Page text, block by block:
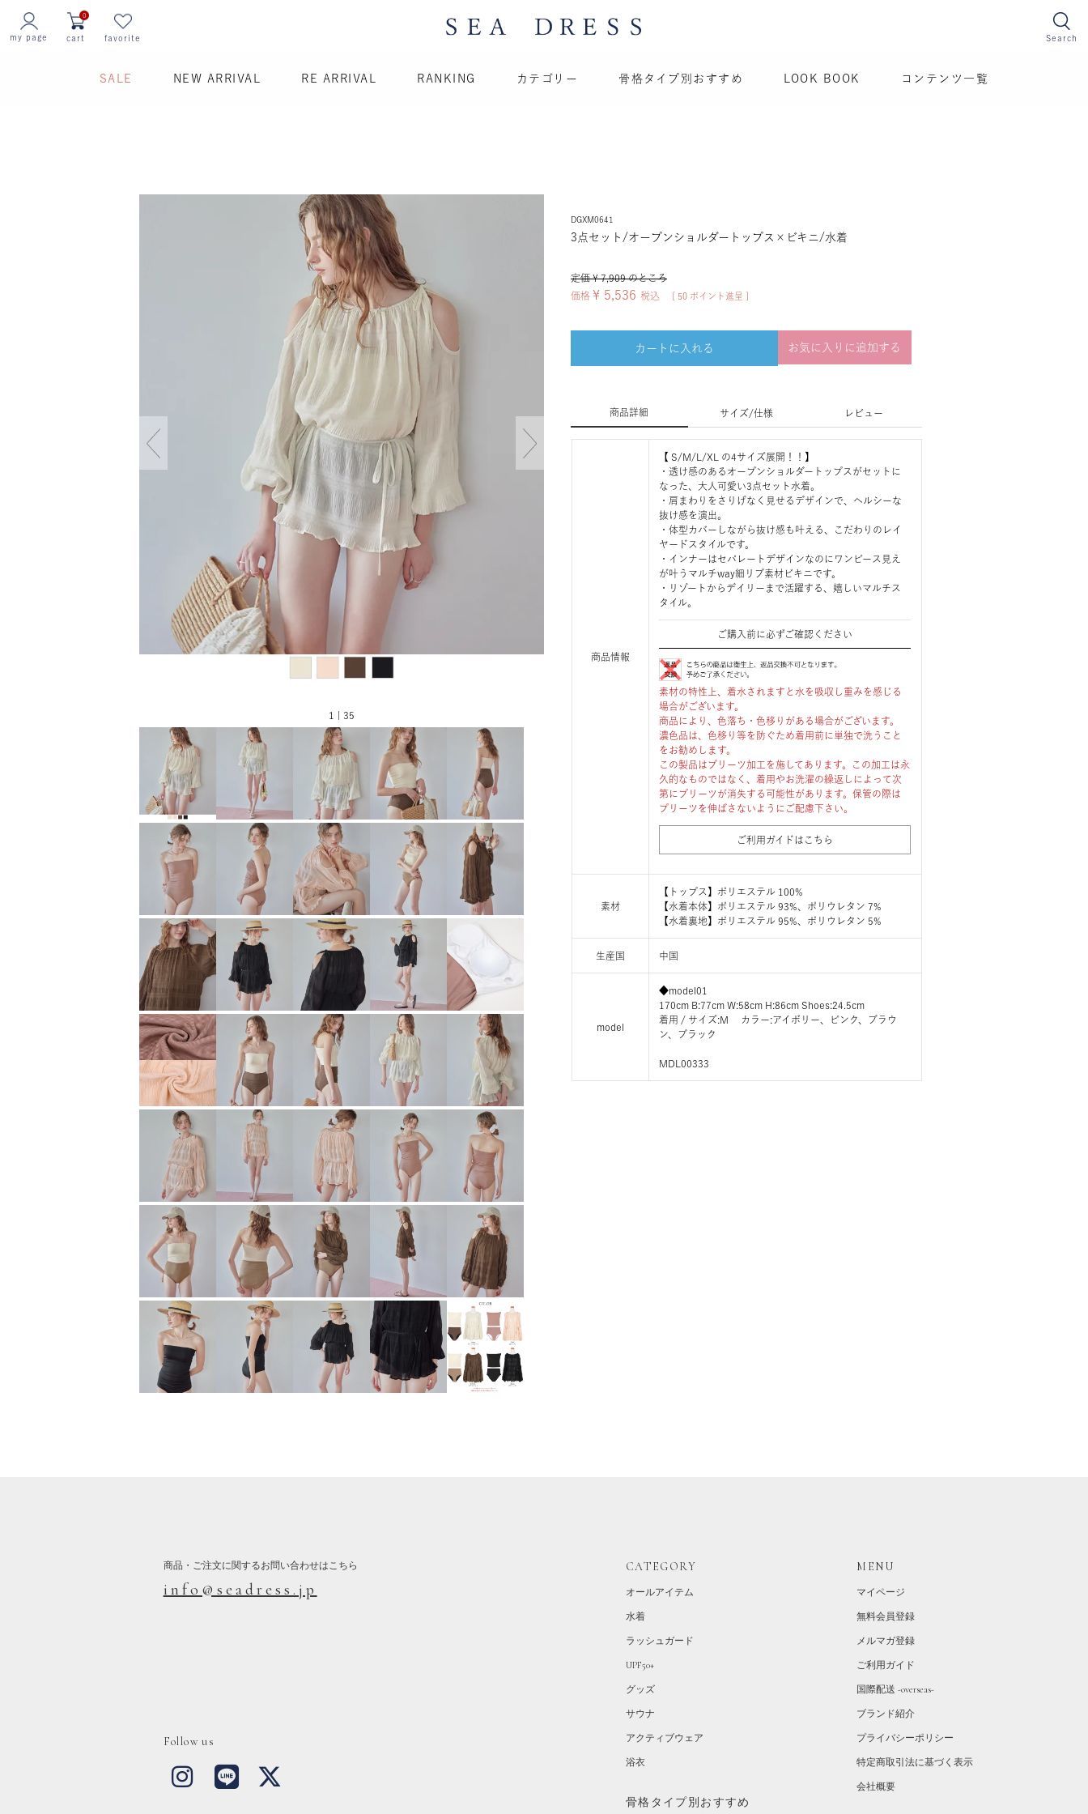
Search
my page cart
0
favorite
SALE NEW ARRIVAL RE ARRIVAL RANKING カテゴリー 骨格タイプ別おすすめ LOOK BOOK コンテンツ一覧
1 | 35
DGXM0641
3点セット/オープンショルダートップス×ビキニ/水着
定価 ¥ 7,909 のところ
価格 ¥ 5,536 税込 50 ポイント進呈 ]
カートに入れる お気に入りに追加する
商品詳細 サイズ/仕様 レビュー
商品情報
【 S/M/L/XL の4サイズ展開！！】
・透け感のあるオープンショルダートップスがセットに
なった、大人可愛い3点セット水着。
・肩まわりをさりげなく見せるデザインで、ヘルシーな
抜け感を演出。
・体型カバーしながら抜け感も叶える、こだわりのレイ
ヤードスタイルです。
・インナーはセパレートデザインなのにワンピース見え
が叶うマルチway細リブ素材ビキニです。
・リゾートからデイリーまで活躍する、嬉しいマルチス
タイル。
ご購入前に必ずご確認ください
素材の特性上、着水されますと水を吸収し重みを感じる
場合がございます。
商品により、色落ち・色移りがある場合がございます。
濃色品は、色移り等を防ぐため着用前に単独で洗うこと
をお勧めします。
この製品はプリーツ加工を施してあります。この加工は永
久的なものではなく、着用やお洗濯の繰返しによって次
第にプリーツが消失する可能性があります。保管の際は
プリーツを伸ばさないようにご配慮下さい。
ご利用ガイドはこちら
素材
【トップス】ポリエステル 100%
【水着本体】ポリエステル 93%、ポリウレタン 7%
【水着裏地】ポリエステル 95%、ポリウレタン 5%
生産国 中国
model
◆model01
170cm B:77cm W:58cm H:86cm Shoes:24.5cm
着用 / サイズ:M カラー:アイボリー、ピンク、ブラウ
ン、ブラック
MDL00333
商品・ご注文に関するお問い合わせはこちら
info@seadress.jp
MENU
マイページ
無料会員登録
メルマガ登録
ご利用ガイド
国際配送 -overseas-
ブランド紹介
プライバシーポリシー
特定商取引法に基づく表示
会社概要
CATEGORY
オールアイテム
水着
ラッシュガード
UPF50+
グッズ
サウナ
アクティブウェア
浴衣
骨格タイプ別おすすめ
Follow us